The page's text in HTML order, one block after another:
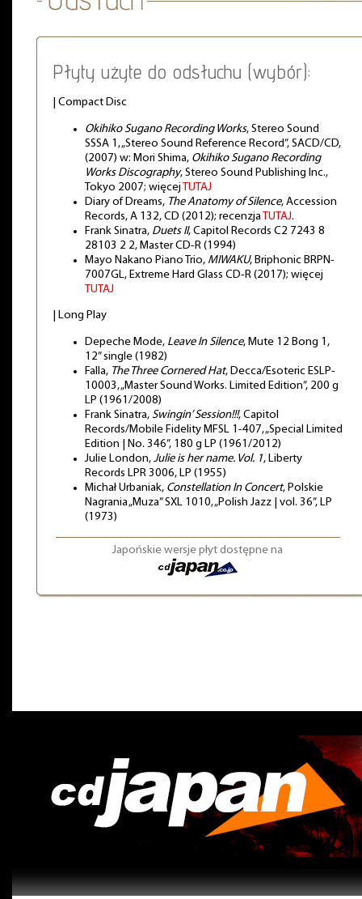
Płyty użyte do odsłuchu (wybór):
| Compact Disc
Okihiko Sugano Recording Works, Stereo Sound
SSSA 1, „Stereo Sound Reference Record”, SACD/CD,
(2007) w: Mori Shima, Okihiko Sugano Recording
Works Discography, Stereo Sound Publishing Inc.,
Tokyo 2007; więcej
TUTAJ
Diary of Dreams, The Anatomy of Silence, Accession
Records, A 132, CD (2012); recenzja TUTAJ.
Frank Sinatra, Duets II, Capitol Records ‎C2 7243 8
28103 2 2, Master CD-R (1994)
Mayo Nakano Piano Trio, MIWAKU, Briphonic BRPN-
7007GL, Extreme Hard Glass CD-R (2017); więcej
TUTAJ
| Long Play
Depeche Mode, Leave In Silence, Mute 12 Bong 1,
12” single (1982)
Falla, The Three Cornered Hat, Decca/Esoteric ESLP-
10003, „Master Sound Works. Limited Edition”, 200 g
LP (1961/2008)
Frank Sinatra, Swingin’ Session!!!, Capitol
Records/Mobile Fidelity MFSL 1-407, „Special Limited
Edition | No. 346”, 180 g LP (1961/2012)
Julie London, Julie is her name. Vol. 1, Liberty
Records LPR 3006, LP (1955)
Michał Urbaniak, Constellation In Concert, Polskie
Nagrania „Muza” SXL 1010, „Polish Jazz | vol. 36”, LP
(1973)
Japońskie wersje płyt dostępne na